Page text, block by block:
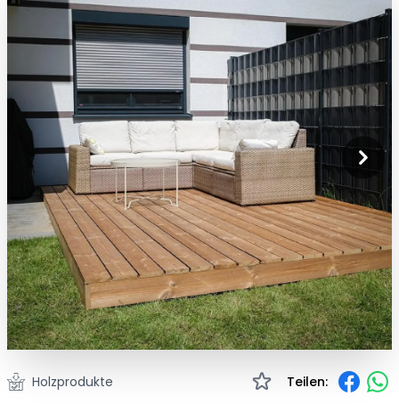
Holzprodukte Teilen: